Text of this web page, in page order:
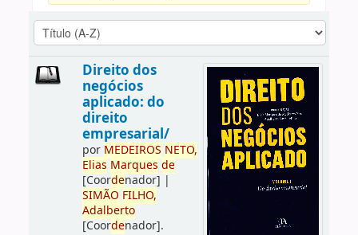
Direito dos
negócios
aplicado: do
direito
empresarial/
por MEDEIROS NETO,
Elias Marques de
[Coordenador] |
SIMÃO FILHO,
Adalberto
[Coordenador].